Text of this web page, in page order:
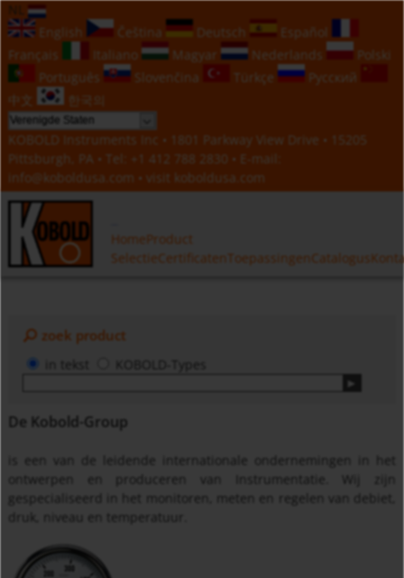
NL
English
Čeština Deutsch
Español
Français
Italiano Magyar Nederlands
Polski
Português
Slovenčina Türkçe
Русский
中文
한국의
KOBOLD Instruments Inc • 1801 Parkway View Drive • 15205
Pittsburgh, PA • Tel:
+1 412 788 2830 • E-mail:
info@koboldusa.com • visit koboldusa.com
HomeProduct
SelectieCertificaten Toepassingen Catalogus
zoek product
in tekst KOBOLD-Types
De Kobold-Group
is een van de leidende internationale ondernemingen in het
ontwerpen en produceren van Instrumentatie. Wij zijn
gespecialiseerd in het monitoren, meten en regelen van debiet,
druk, niveau en temperatuur.